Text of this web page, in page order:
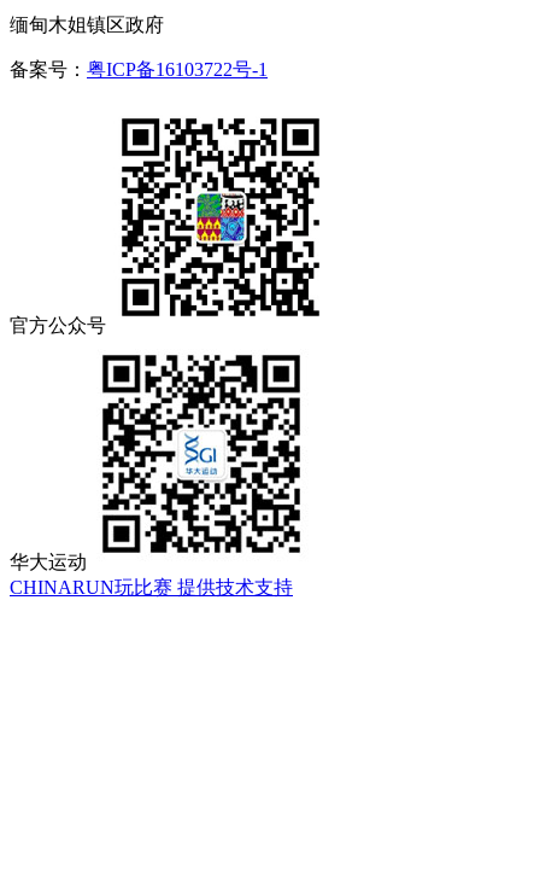
缅甸木姐镇区政府
备案号： 粤ICP备16103722号-1
官方公众号
华大运动
CHINARUN玩比赛 提供技术支持